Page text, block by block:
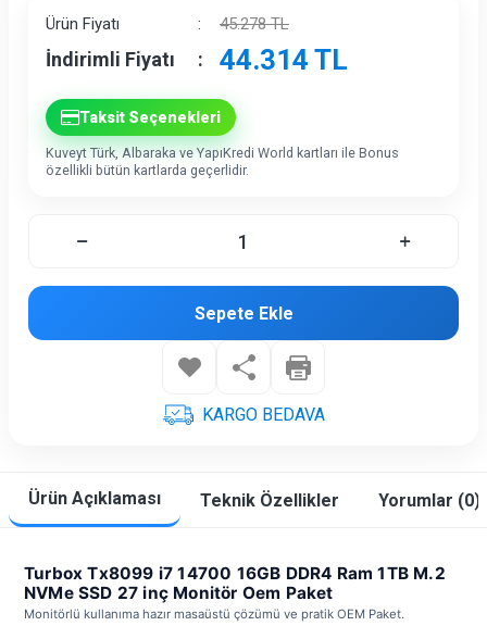
Ürün Fiyatı : 45.278TL
İndirimli Fiyatı : 44.314 TL
Taksit Seçenekleri
Kuveyt Türk, Albaraka ve YapıKredi World kartları ile Bonus
özellikli bütün kartlarda geçerlidir.
Sepete Ekle
KARGO BEDAVA
Ürün Açıklaması Teknik Özellikler Yorumlar (0)
Turbox Tx8099 i7 14700 16GB DDR4 Ram 1TB M.2
NVMe SSD 27 inç Monitör Oem Paket
Monitörlü kullanıma hazır masaüstü çözümü ve pratik OEM Paket.